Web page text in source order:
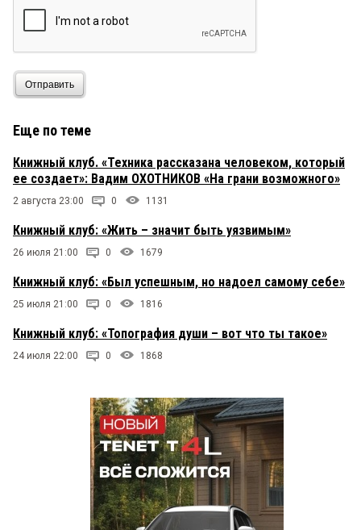
Отправить
Еще по теме
Книжный клуб. «Техника рассказана человеком, который
ее создает»: Вадим ОХОТНИКОВ «На грани возможного»
2 августа 23:00 0 1131
Книжный клуб: «Жить – значит быть уязвимым»
26 июля 21:00 0 1679
Книжный клуб: «Был успешным, но надоел самому себе»
25 июля 21:00 0 1816
Книжный клуб: «Топография души – вот что ты такое»
24 июля 22:00 0 1868